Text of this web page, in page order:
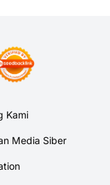
Kami
Media Siber